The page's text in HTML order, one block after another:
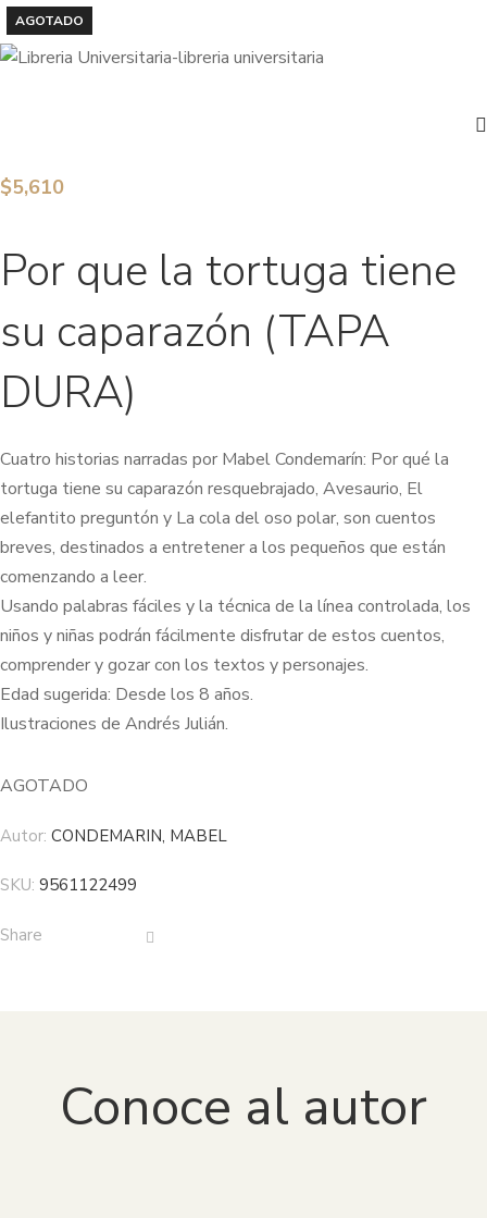
AGOTADO
$5,610
Por que la tortuga tiene
su caparazón (TAPA
DURA)
Cuatro historias narradas por Mabel Condemarín: Por qué la
tortuga tiene su caparazón resquebrajado, Avesaurio, El
elefantito preguntón y La cola del oso polar, son cuentos
breves, destinados a entretener a los pequeños que están
comenzando a leer.
Usando palabras fáciles y la técnica de la línea controlada, los
niños y niñas podrán fácilmente disfrutar de estos cuentos,
comprender y gozar con los textos y personajes.
Edad sugerida: Desde los 8 años.
Ilustraciones de Andrés Julián.
AGOTADO
Autor: CONDEMARIN, MABEL
SKU: 9561122499
Share
Conoce al autor